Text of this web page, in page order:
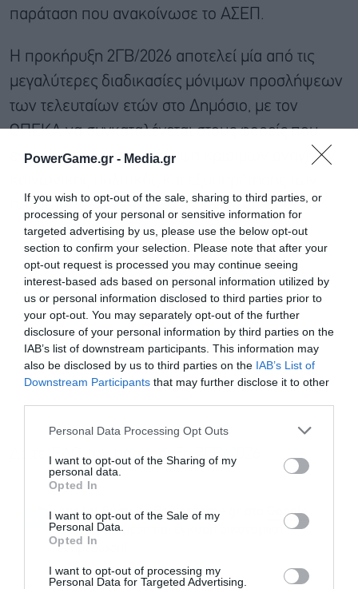
PowerGame.gr - Media.gr
If you wish to opt-out of the sale, sharing to third parties, or
processing of your personal or sensitive information for
targeted advertising by us, please use the below opt-out
section to confirm your selection. Please note that after your
opt-out request is processed you may continue seeing
interest-based ads based on personal information utilized by
us or personal information disclosed to third parties prior to
your opt-out. You may separately opt-out of the further
disclosure of your personal information by third parties on the
IAB’s list of downstream participants. This information may
also be disclosed by us to third parties on the IAB’s List of
Downstream Participants that may further disclose it to other
Personal Data Processing Opt Outs
I want to opt-out of the Sharing of my
personal data.
Opted In
I want to opt-out of the Sale of my
Personal Data.
Opted In
I want to opt-out of processing my
Personal Data for Targeted Advertising.
παράταση που ανακοίνωσε το ΑΣΕΠ.
Η προκήρυξη 2ΓΒ/2026 αποτελεί μία από τις
μεγαλύτερες διαδικασίες μόνιμων προσλήψεων
των τελευταίων ετών στο Δημόσιο, με τον
ΟΠΕΚΑ να συγκαταλέγεται στους φορείς που
ενισχύονται για την κάλυψη κρίσιμων αναγκών
πολιτών.
ΕΔΩ την προκήρυξη 2ΓΒ/2026
Ακολουθήστε το Powergame.gr στο
Google
Newsγια άμεση και έγκυρη οικονομική
ενημέρωση!